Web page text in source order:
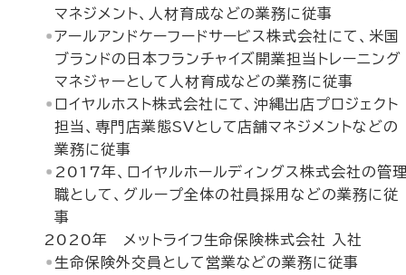
マネジメント、人材育成などの業務に従事
アールアンドケーフードサービス株式会社にて、米国
ブランドの日本フランチャイズ開業担当トレーニング
マネジャーとして人材育成などの業務に従事
ロイヤルホスト株式会社にて、沖縄出店プロジェクト
担当、専門店業態SVとして店舗マネジメントなどの
業務に従事
2017年、ロイヤルホールディングス株式会社の管
職として、グループ全体の社員採用などの業務に従
事
2020年 メットライフ生命保険株式会社 入社
生命保険外交員として営業などの業務に従事